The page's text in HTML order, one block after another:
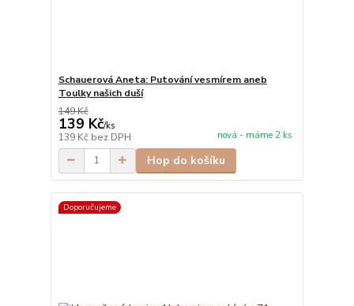
Schauerová Aneta: Putování vesmírem aneb
Toulky našich duší
149 Kč
139 Kč/ks
139 Kč bez DPH nová - máme 2 ks
Hop do košíku
Doporučujeme